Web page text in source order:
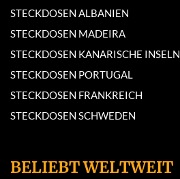
STECKDOSEN ALBANIEN
STECKDOSEN MADEIRA
STECKDOSEN KANARISCHE INSELN
STECKDOSEN PORTUGAL
STECKDOSEN FRANKREICH
STECKDOSEN SCHWEDEN
BELIEBT WELTWEIT